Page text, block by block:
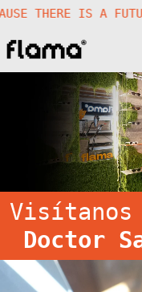
| BECAUSE THERE IS
Visítanos
Doctor